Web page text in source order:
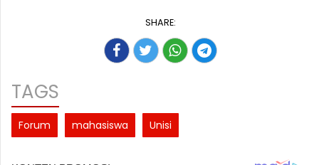
SHARE:
TAGS
Forum mahasiswa Unisi